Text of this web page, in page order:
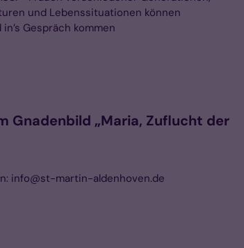
und Lebenssituationen können
Gespräch kommen
Gnadenbild „Maria, Zuflucht der
info@st-martin-aldenhoven.de